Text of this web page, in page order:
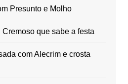
Presunto e Molho
que sabe a festa
com Alecrim e crosta